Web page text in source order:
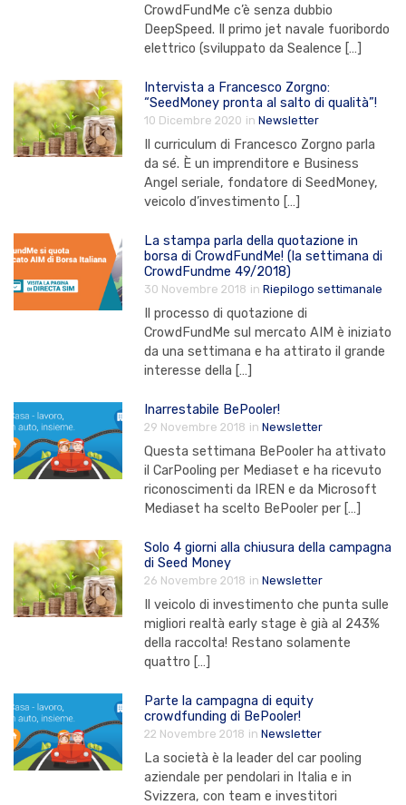
CrowdFundMe c’è senza dubbio
DeepSpeed. Il primo jet navale fuoribordo
elettrico (sviluppato da Sealence […]
Intervista a Francesco Zorgno:
“SeedMoney pronta al salto di qualità”!
10 Dicembre 2020 in Newsletter
Il curriculum di Francesco Zorgno parla
da sé. È un imprenditore e Business
Angel seriale, fondatore di SeedMoney,
veicolo d’investimento […]
La stampa parla della quotazione in
borsa di CrowdFundMe! (la settimana di
CrowdFundme 49/2018)
30 Novembre 2018 in Riepilogo settimanale
Il processo di quotazione di
CrowdFundMe sul mercato AIM è iniziato
da una settimana e ha attirato il grande
interesse della […]
Inarrestabile BePooler!
29 Novembre 2018 in Newsletter
Questa settimana BePooler ha attivato
il CarPooling per Mediaset e ha ricevuto
riconoscimenti da IREN e da Microsoft
Mediaset ha scelto BePooler per […]
Solo 4 giorni alla chiusura della campagna
di Seed Money
26 Novembre 2018 in Newsletter
Il veicolo di investimento che punta sulle
migliori realtà early stage è già al 243%
della raccolta! Restano solamente
quattro […]
Parte la campagna di equity
crowdfunding di BePooler!
22 Novembre 2018 in Newsletter
La società è la leader del car pooling
aziendale per pendolari in Italia e in
Svizzera, con team e investitori